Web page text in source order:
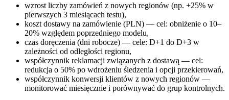
wzrost liczby zamówień z nowych regionów (np. +25% w
pierwszych 3 miesiącach testu),
koszt dostawy na zamówienie (PLN) — cel: obniżenie o 10–
20% względem poprzedniego modelu,
czas doręczenia (dni robocze) — cele: D+1 do D+3 w
zależności od odległości regionu,
współczynnik reklamacji związanych z dostawą — cel:
redukcja o 50% po wdrożeniu śledzenia i opcji przekierowań,
współczynnik konwersji klientów z nowych regionów —
monitorować miesięcznie i porównywać do grup kontrolnych.